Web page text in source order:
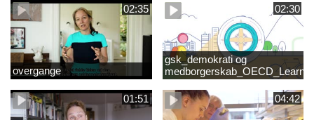
02:35
overgange
02:30
gsk_demokrati og
Compass 2030
01:51
04:42